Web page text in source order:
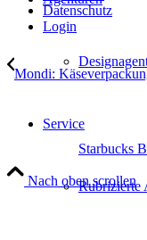
Service
Rubrizierte
Datenschutz
Login
Mondi:
Starbucks
Nach oben scrollen